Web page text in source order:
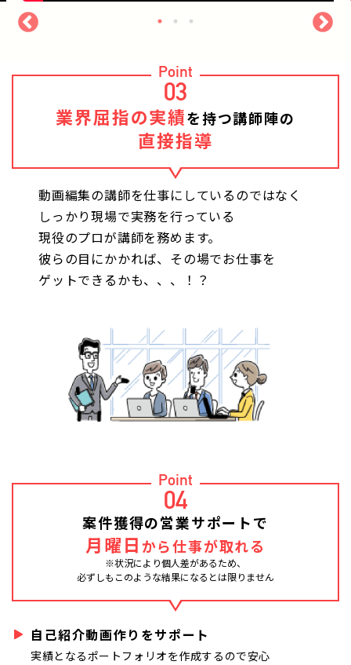
Point
03
業界屈指の実績を持つ講師陣の
直接指導
動画編集の講師を仕事にしているのではなく
しっかり現場で実務を行っている
現役のプロが講師を務めます。
彼らの目にかかれば、その場でお仕事を
ゲットできるかも、、、！？
Point
04
案件獲得の営業サポートで
月曜日 から仕事が取れる
※状況により個人差があるため、
必ずしもこのような結果になるとは限りません
自己紹介動画作りをサポート
実績となるポートフォリオを作成するので安心